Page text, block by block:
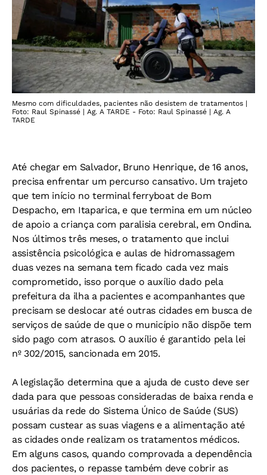
Mesmo com dificuldades, pacientes não desistem de tratamentos |
Foto: Raul Spinassé | Ag. A TARDE - Foto: Raul Spinassé | Ag. A
TARDE
Até chegar em Salvador, Bruno Henrique, de 16 anos,
precisa enfrentar um percurso cansativo. Um trajeto
que tem início no terminal ferryboat de Bom
Despacho, em Itaparica, e que termina em um núcleo
de apoio a criança com paralisia cerebral, em Ondina.
Nos últimos três meses, o tratamento que inclui
assistência psicológica e aulas de hidromassagem
duas vezes na semana tem ficado cada vez mais
comprometido, isso porque o auxílio dado pela
prefeitura da ilha a pacientes e acompanhantes que
precisam se deslocar até outras cidades em busca de
serviços de saúde de que o município não dispõe tem
sido pago com atrasos. O auxílio é garantido pela lei
nº 302/2015, sancionada em 2015.
A legislação determina que a ajuda de custo deve ser
dada para que pessoas consideradas de baixa renda e
usuárias da rede do Sistema Único de Saúde (SUS)
possam custear as suas viagens e a alimentação até
as cidades onde realizam os tratamentos médicos.
Em alguns casos, quando comprovada a dependência
dos pacientes, o repasse também deve cobrir as